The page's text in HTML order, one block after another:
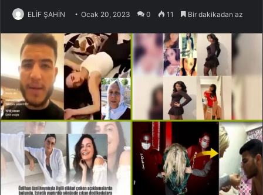
ELİF ŞAHİN Ocak 20, 2023 0 11 Bir dakikadan az